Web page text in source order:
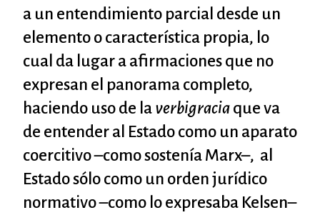
a un entendimiento parcial desde un
elemento o característica propia, lo
cual da lugar a afirmaciones que no
expresan el panorama completo,
haciendo uso de la verbigracia que va
de entender al Estado como un aparato
coercitivo –como sostenía Marx–, al
Estado sólo como un orden jurídico
normativo –como lo expresaba Kelsen–